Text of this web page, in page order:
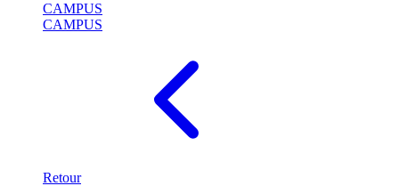
CAMPUS
CAMPUS
Retour